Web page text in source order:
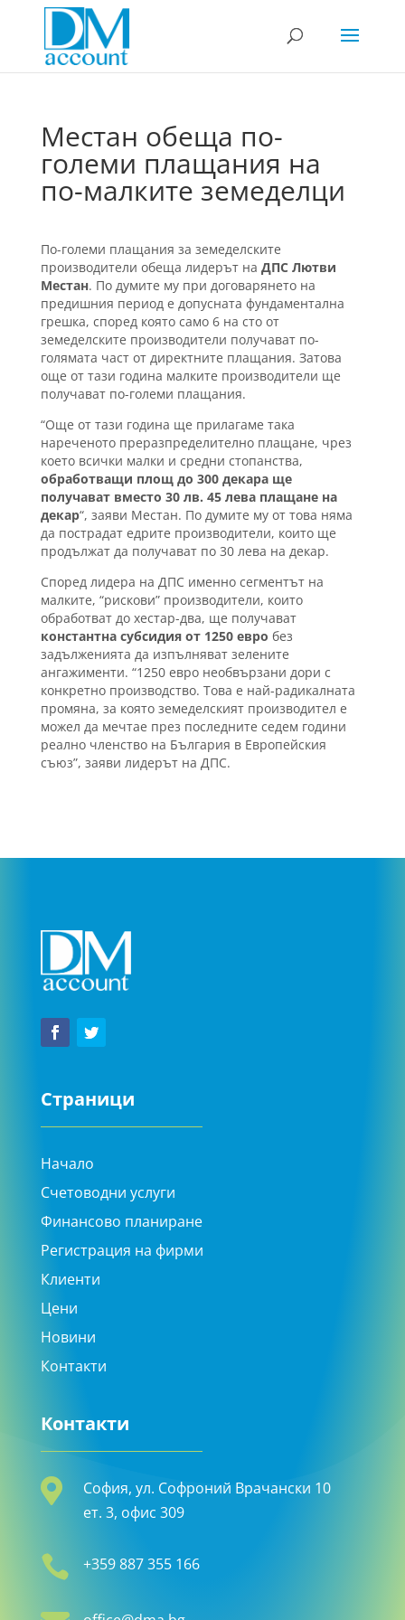
Местан обеща по-
големи плащания на
по-малките земеделци
По-големи плащания за земеделските
производители обеща лидерът на ДПС Лютви
Местан. По думите му при договарянето на
предишния период е допусната фундаментална
грешка, според която само 6 на сто от
земеделските производители получават по-
голямата част от директните плащания. Затова
още от тази година малките производители ще
получават по-големи плащания.
“Още от тази година ще прилагаме така
нареченото преразпределително плащане, чрез
което всички малки и средни стопанства,
обработващи площ до 300 декара ще
получават вместо 30 лв. 45 лева плащане на
декар“, заяви Местан. По думите му от това няма
да пострадат едрите производители, които ще
продължат да получават по 30 лева на декар.
Според лидера на ДПС именно сегментът на
малките, “рискови” производители, които
обработват до хестар-два, ще получават
константна субсидия от 1250 евро без
задълженията да изпълняват зелените
ангажименти. “1250 евро необвързани дори с
конкретно производство. Това е най-радикалната
промяна, за която земеделският производител е
можел да мечтае през последните седем години
реално членство на България в Европейския
съюз”, заяви лидерът на ДПС.
Страници
Начало
Счетоводни услуги
Финансово планиране
Регистрация на фирми
Клиенти
Цени
Новини
Контакти
Контакти

София, ул. Софроний Врачански 10
ет. 3, офис 309
 +359 887 355 166